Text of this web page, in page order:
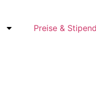
Preise &